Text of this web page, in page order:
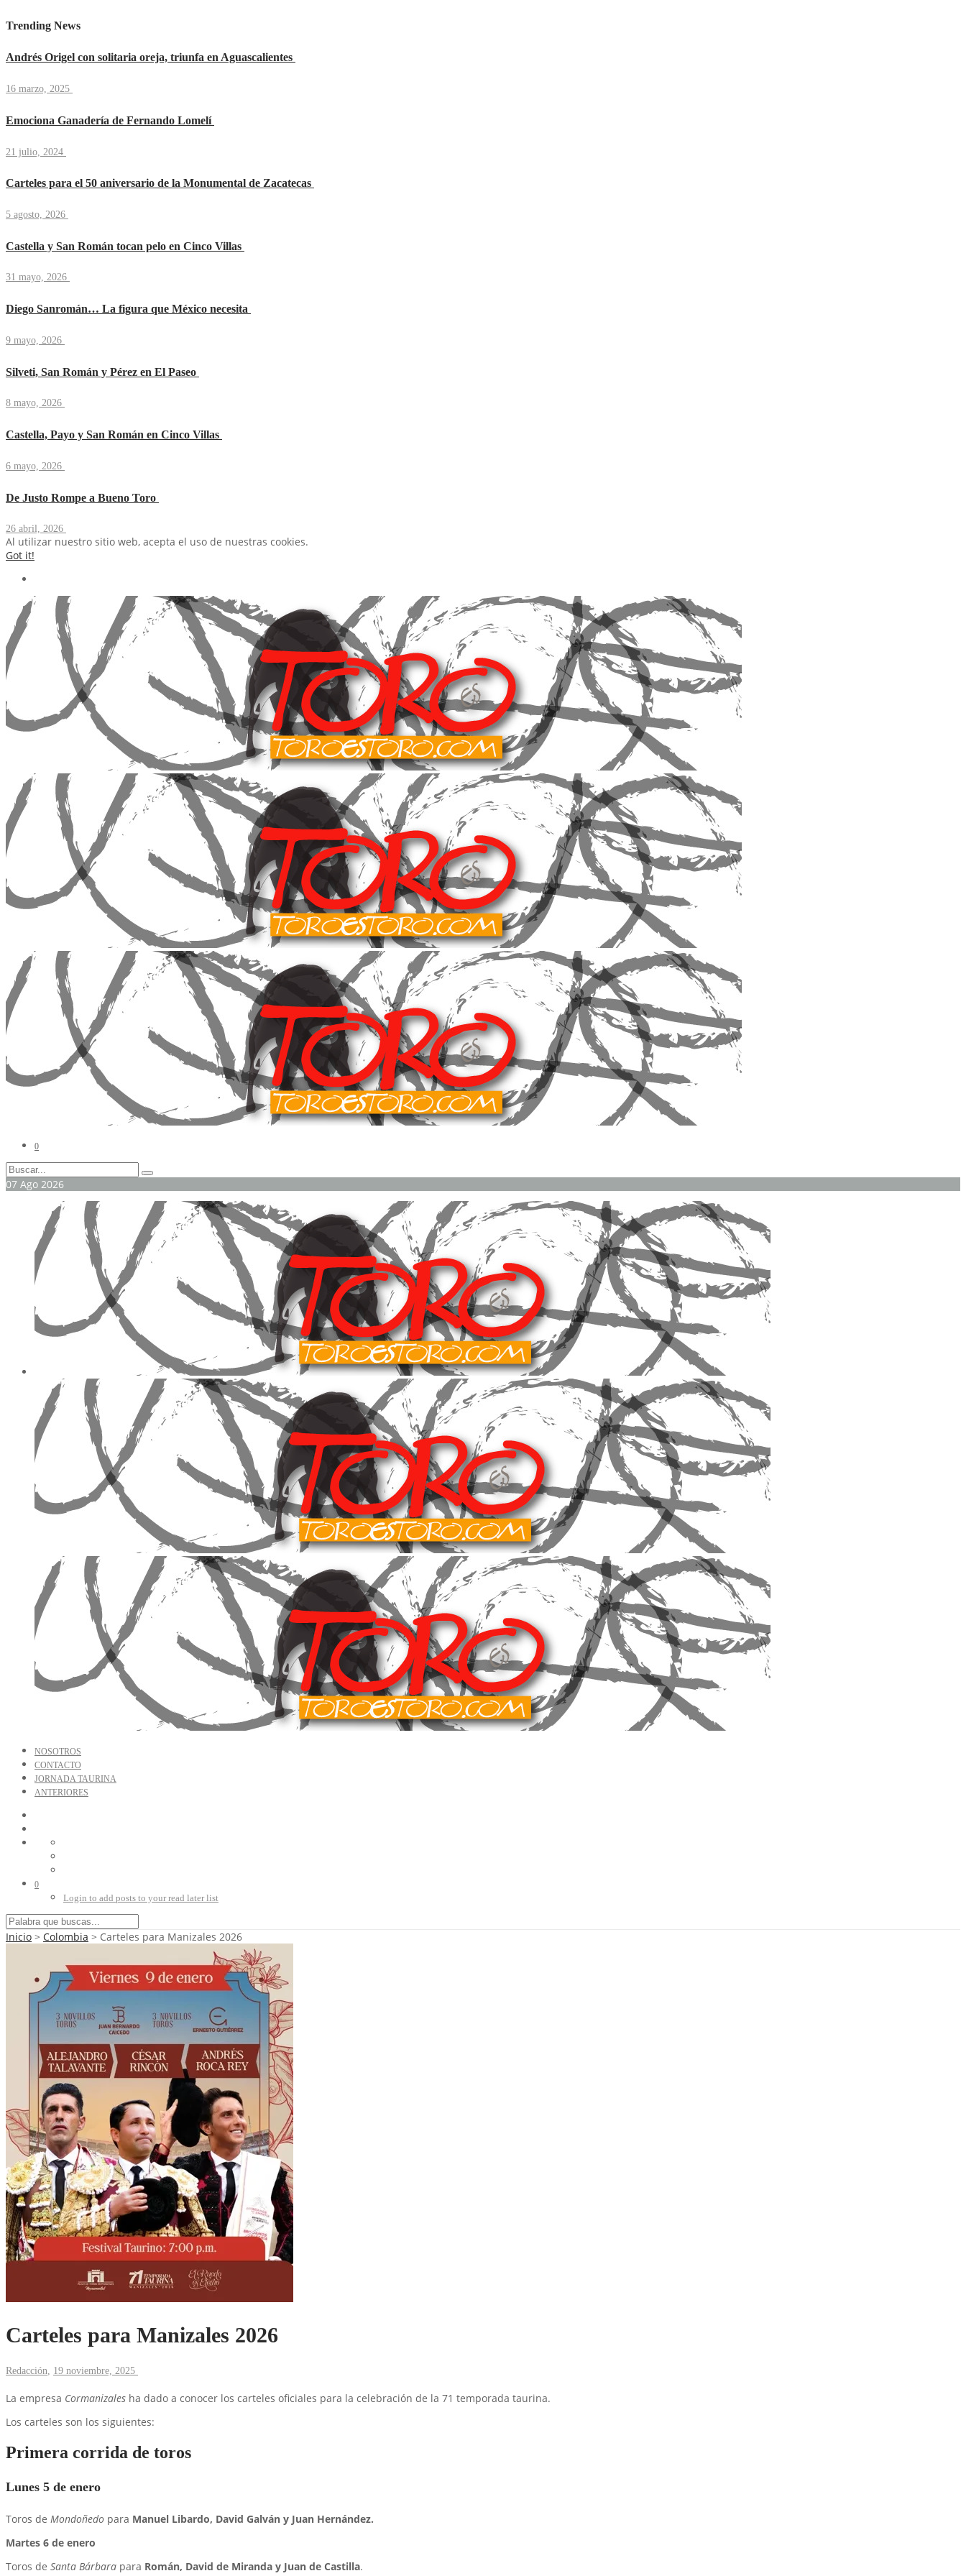
Trending News
Andrés Origel con solitaria oreja, triunfa en Aguascalientes
16 marzo, 2025
Emociona Ganadería de Fernando Lomelí
21 julio, 2024
Carteles para el 50 aniversario de la Monumental de Zacatecas
5 agosto, 2026
Castella y San Román tocan pelo en Cinco Villas
31 mayo, 2026
Diego Sanromán… La figura que México necesita
9 mayo, 2026
Silveti, San Román y Pérez en El Paseo
8 mayo, 2026
Castella, Payo y San Román en Cinco Villas
6 mayo, 2026
De Justo Rompe a Bueno Toro
26 abril, 2026
Al utilizar nuestro sitio web, acepta el uso de nuestras cookies.
Got it!
0
07 Ago 2026
NOSOTROS
CONTACTO
JORNADA TAURINA
ANTERIORES
0
Login to add posts to your read later list
Inicio > Colombia > Carteles para Manizales 2026
Carteles para Manizales 2026
Redacción, 19 noviembre, 2025
La empresa Cormanizales ha dado a conocer los carteles oficiales para la celebración de la 71 temporada taurina.
Los carteles son los siguientes:
Primera corrida de toros
Lunes 5 de enero
Toros de Mondoñedo para Manuel Libardo, David Galván y Juan Hernández.
Martes 6 de enero
Toros de Santa Bárbara para Román, David de Miranda y Juan de Castilla.